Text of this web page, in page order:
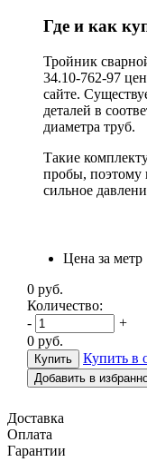
Где и как
Тройник
34.10-762-97
сайте.
деталей в
диаметра труб.
Такие
пробы, поэтому
сильное
Цена за метр
0 руб.
Количество:
-
+
0 руб.
Купить в
Добавить в
Доставка
Оплата
Гарантии